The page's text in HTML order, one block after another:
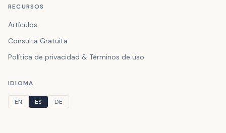
RECURSOS
Artículos
Consulta Gratuita
Política de privacidad & Términos de uso
IDIOMA
EN ES DE